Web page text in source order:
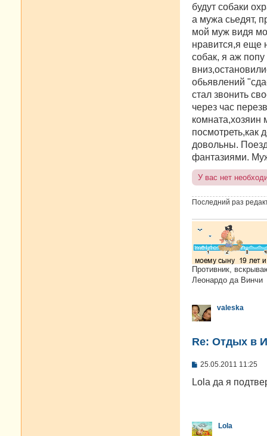
будут собаки
а мужа сьедят,
мой муж видя
нравится,я еще
собак, я аж
обьявлений
стал звонить
через час
комната,хозяин
посмотреть,как
довольны.
фантазиями.
У вас нет
Последний раз
Противник,
Леонардо да Винчи
valeska
Re: Отдых в
С
о
и
е
25.05.2011 11:25
Lola да я
Lola